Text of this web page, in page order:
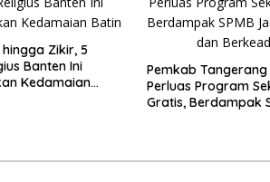
Zikir, 5
Banten Ini
Kedamaian
Pemkab Tangerang
Perluas Program
Gratis, Berdampak